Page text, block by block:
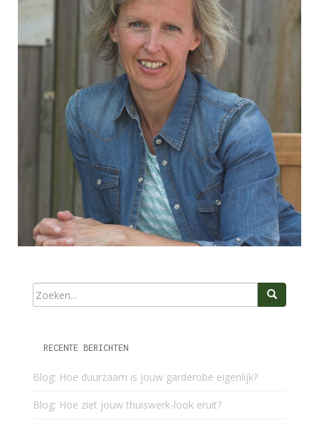
RECENTE BERICHTEN
Blog: Hoe duurzaam is jouw garderobe eigenlijk?
Blog: Hoe ziet jouw thuiswerk-look eruit?